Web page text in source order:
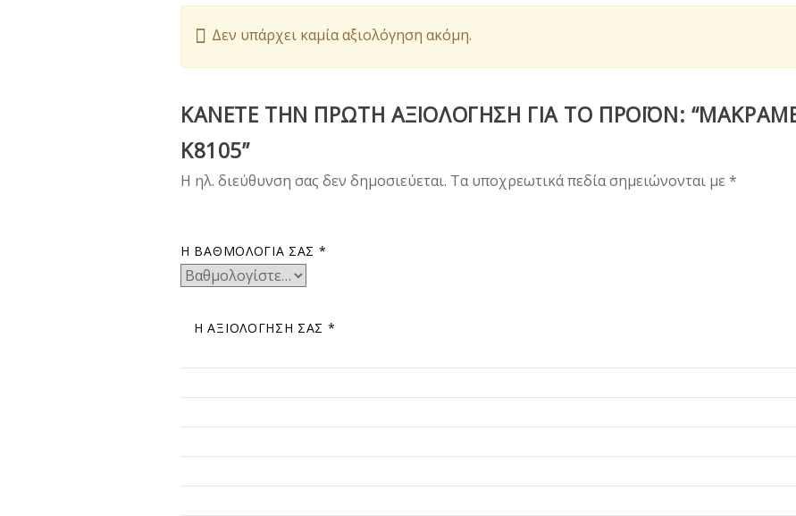
Δεν υπάρχει καμία αξιολόγηση ακόμη.
ΚΆΝΕΤΕ ΤΗΝ ΠΡΏΤΗ ΑΞΙΟΛΌΓΗΣΗ ΓΙΑ ΤΟ ΠΡΟΪΌΝ: “ΜΑΚΡΑΜΈ
K8105”
Η ηλ. διεύθυνση σας δεν δημοσιεύεται. Τα υποχρεωτικά πεδία σημειώνονται με *
Η ΒΑΘΜΟΛΟΓΊΑ ΣΑΣ *
Η ΑΞΙΟΛΌΓΗΣΉ ΣΑΣ *